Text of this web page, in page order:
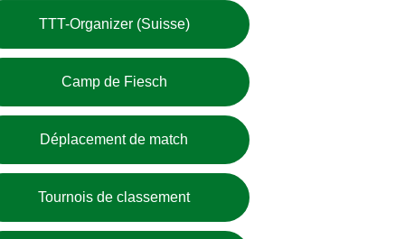
TTT-Organizer (Suisse)
Camp de Fiesch
Déplacement de match
Tournois de classement